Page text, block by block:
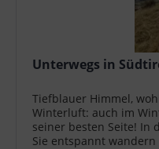
Unterwegs in
Tiefblauer Himmel,
Winterluft: auch im
seiner besten Seite! In
Sie entspannt